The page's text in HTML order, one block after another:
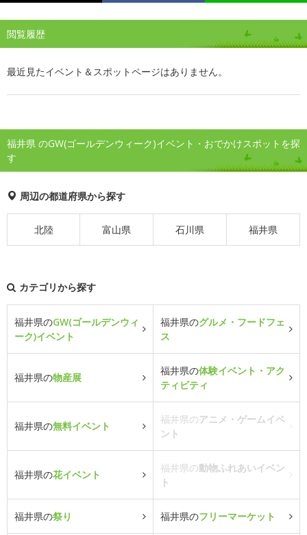
閲覧履歴
最近見たイベント＆スポットページはありません。
福井県 のGW(ゴールデンウィーク)イベント・おでかけスポットを探
す
周辺の都道府県から探す
北陸 富山県 石川県 福井県
カテゴリから探す
福井県のGW(ゴールデンウィ
ーク)イベント
福井県のグルメ・フードフェ
ス
福井県の物産展
福井県の体験イベント・アク
ティビティ
福井県の無料イベント
福井県のアニメ・ゲームイベ
ント
福井県の花イベント
福井県の動物ふれあいイベン
ト
福井県の祭り 福井県のフリーマーケット